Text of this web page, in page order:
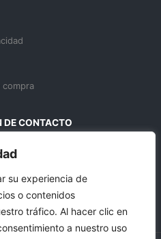
su experiencia de
o contenidos
tráfico. Al hacer clic en
a nuestro uso
compra
DE CONTACTO